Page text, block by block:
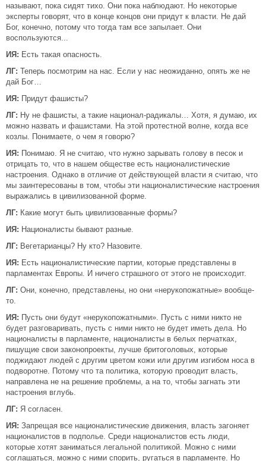
называют, пока сидят тихо. Они пока наблюдают. Но некоторые
эксперты говорят, что в конце концов они придут к власти. Не дай
Бог, конечно, потому что тогда там все запылает. Они
воспользуются...
ИЯ: Есть такая опасность.
ЛГ: Теперь посмотрим на нас. Если у нас неожиданно, опять же не
дай Бог…
ИЯ: Придут фашисты?
ЛГ: Ну не фашисты, а такие национал-радикалы… Хотя, я думаю, их
можно назвать и фашистами. На этой протестной волне, когда все
козлы. Понимаете, о чем я говорю?
ИЯ: Понимаю. Я не считаю, что нужно зарывать голову в песок и
отрицать то, что в нашем обществе есть националистические
настроения. Однако в отличие от действующей власти я считаю, что
мы заинтересованы в том, чтобы эти националистические настроения
выражались в цивилизованной форме.
ЛГ: Какие могут быть цивилизованные формы?
ИЯ: Националисты бывают разные.
ЛГ: Вегетарианцы? Ну кто? Назовите.
ИЯ: Есть националистические партии, которые представлены в
парламентах Европы. И ничего страшного от этого не происходит.
ЛГ: Они, конечно, представлены, но они «нерукопожатные» вообще-
то.
ИЯ: Пусть они будут «нерукопожатными». Пусть с ними никто не
будет разговаривать, пусть с ними никто не будет иметь дела. Но
националисты в парламенте, националисты в белых перчатках,
пишущие свои законопроекты, лучше бритоголовых, которые
поджидают людей с другим цветом кожи или другим изгибом носа в
подворотне. Потому что та политика, которую проводит власть,
направлена не на решение проблемы, а на то, чтобы загнать эти
настроения вглубь.
ЛГ: Я согласен.
ИЯ: Запрещая все националистические движения, власть загоняет
националистов в подполье. Среди националистов есть люди,
которые хотят заниматься легальной политикой. Можно с ними
соглашаться, можно с ними спорить, ругаться в парламенте. Но